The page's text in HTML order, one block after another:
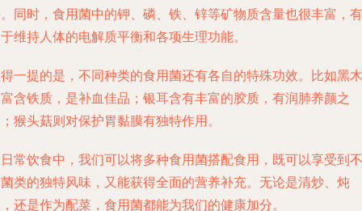
同时，食用菌中的钾、磷、铁、锌等矿物质含量也很丰富，有
维持人体的电解质平衡和各项生理功能。
一提的是，不同种类的食用菌还有各自的特殊功效。比如黑木
含铁质，是补血佳品；银耳含有丰富的胶质，有润肺养颜之
猴头菇则对保护胃黏膜有独特作用。
常饮食中，我们可以将多种食用菌搭配食用，既可以享受到不
类的独特风味，又能获得全面的营养补充。无论是清炒、炖
还是作为配菜，食用菌都能为我们的健康加分。